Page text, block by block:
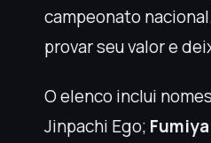
campeonato
provar seu valor e
O elenco inclui
Jinpachi Ego;